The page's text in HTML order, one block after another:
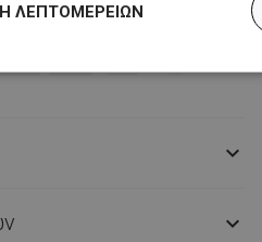


ΛΕΠΤΟΜΕΡΕΙΏΝ